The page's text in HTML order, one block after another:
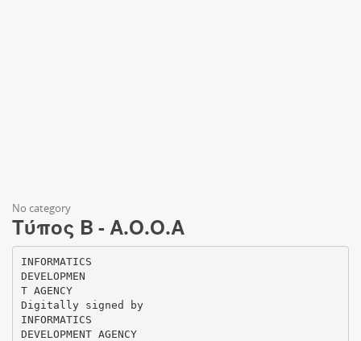
No category
Τύπος Β - Α.Ο.Ο.Α
INFORMATICS
DEVELOPMEN
T AGENCY
Digitally signed by
INFORMATICS
DEVELOPMENT AGENCY